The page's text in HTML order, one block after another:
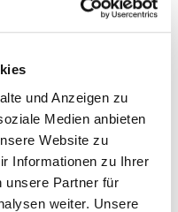
und Anzeigen zu
Medien anbieten
Website zu
Informationen zu Ihrer
unsere Partner für
weiter. Unsere
van het
en in combinatie met
gereedschap.
Stehle en het
te vinden!